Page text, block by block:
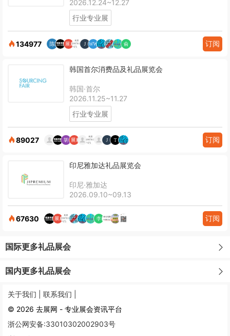
2026.12.24~12.27
行业专业展
134977 订阅
韩国首尔消费品及礼品展览会
韩国·首尔
2026.11.25~11.27
行业专业展
89027 订阅
印尼雅加达礼品展览会
印尼·雅加达
2026.09.10~09.13
67630 订阅
国际更多礼品展会
国内更多礼品展会
关于我们 | 联系我们 |
© 2026 去展网 - 专业展会资讯平台
浙公网安备:33010302002903号